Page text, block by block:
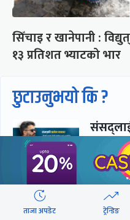
सिँचाइ र खानेपानी :
१३ प्रतिशत भ्याटको भार
छुटाउनुभयो कि ?
संसद्लाई
छन्
ताजा अपडेट ट्रेन्डिङ